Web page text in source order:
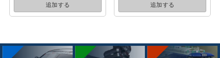
追加する
追加する